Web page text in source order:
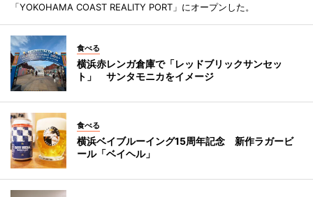
「YOKOHAMA COAST REALITY PORT」にオープンした。
食べる
横浜赤レンガ倉庫で「レッドブリックサンセッ
ト」 サンタモニカをイメージ
食べる
横浜ベイブルーイング15周年記念 新作ラガービ
ール「ベイヘル」